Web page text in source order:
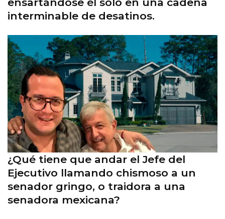
interminable de desatinos.
¿Qué tiene que andar el Jefe del
Ejecutivo llamando chismoso a un
senador gringo, o traidora a una
senadora mexicana?